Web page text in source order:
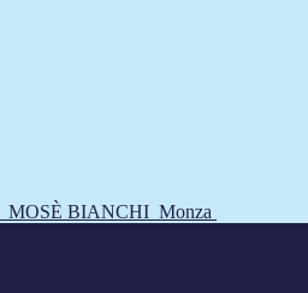
MOSÈ BIANCHI Monza